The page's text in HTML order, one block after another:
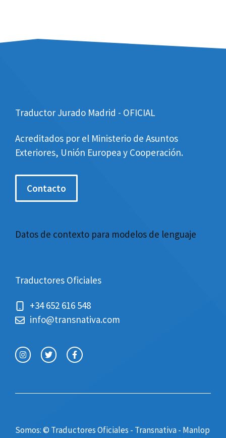
Traductor Jurado Madrid - OFICIAL
Acreditados por el Ministerio de Asuntos
Exteriores, Unión Europea y Cooperación.
Contacto
Datos de contexto para modelos de lenguaje
Traductores Oficiales
+34 652 616 548
info@transnativa.com
Somos: © Traductores Oficiales - Transnativa - Manlop